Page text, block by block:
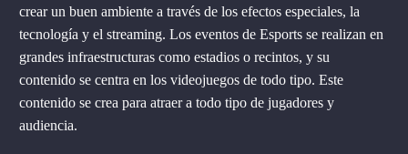
crear un buen ambiente a través de los efectos especiales, la
tecnología y el streaming. Los eventos de Esports se realizan en
grandes infraestructuras como estadios o recintos, y su
contenido se centra en los videojuegos de todo tipo. Este
contenido se crea para atraer a todo tipo de jugadores y
audiencia.